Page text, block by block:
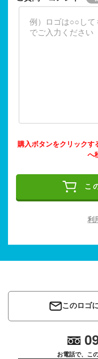
購入ボタンをクリックす
へ
こ
利
このロゴ
お電話で、こ